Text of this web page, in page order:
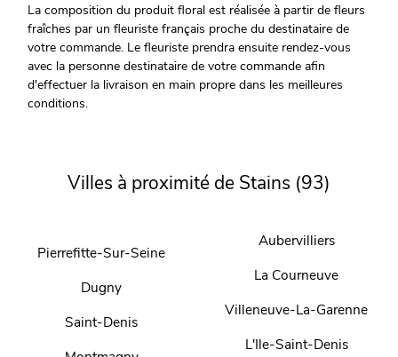
La composition du produit floral est réalisée à partir de fleurs
fraîches par un fleuriste français proche du destinataire de
votre commande. Le fleuriste prendra ensuite rendez-vous
avec la personne destinataire de votre commande afin
d'effectuer la livraison en main propre dans les meilleures
conditions.
Villes à proximité de Stains (93)
Pierrefitte-Sur-Seine
Dugny
Saint-Denis
Aubervilliers
La Courneuve
Villeneuve-La-Garenne
L'Ile-Saint-Denis